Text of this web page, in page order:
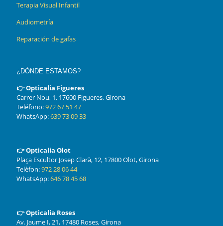
Terapia Visual Infantil
Audiometría
Reparación de gafas
¿DÓNDE ESTAMOS?
👉 Opticalia Figueres
Carrer Nou, 1, 17600 Figueres, Girona
Teléfono:972 67 51 47
WhatsApp:639 73 09 33
👉 Opticalia Olot
Plaça Escultor Josep Clarà, 12, 17800 Olot, Girona
Telèfon:972 28 06 44
WhatsApp:646 78 45 68
👉 Opticalia Roses
Av. Jaume I, 21, 17480 Roses, Girona